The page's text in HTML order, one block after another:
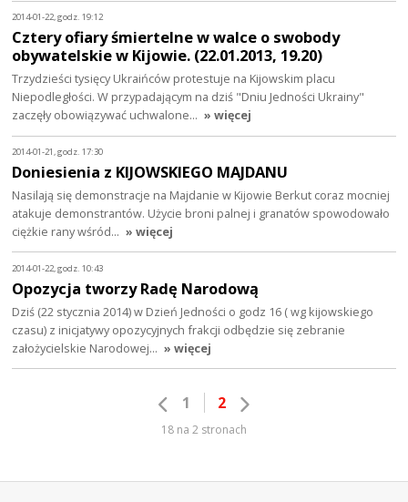
2014-01-22, godz. 19:12
Cztery ofiary śmiertelne w walce o swobody
obywatelskie w Kijowie. (22.01.2013, 19.20)
Trzydzieści tysięcy Ukraińców protestuje na Kijowskim placu
Niepodległości. W przypadającym na dziś "Dniu Jedności Ukrainy"
zaczęły obowiązywać uchwalone… » więcej
2014-01-21, godz. 17:30
Doniesienia z KIJOWSKIEGO MAJDANU
Nasilają się demonstracje na Majdanie w Kijowie Berkut coraz mocniej
atakuje demonstrantów. Użycie broni palnej i granatów spowodowało
ciężkie rany wśród… » więcej
2014-01-22, godz. 10:43
Opozycja tworzy Radę Narodową
Dziś (22 stycznia 2014) w Dzień Jedności o godz 16 ( wg kijowskiego
czasu) z inicjatywy opozycyjnych frakcji odbędzie się zebranie
założycielskie Narodowej… » więcej
1 2
18 na 2 stronach